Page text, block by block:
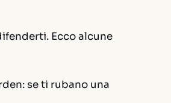
Ecco alcune
se ti rubano una